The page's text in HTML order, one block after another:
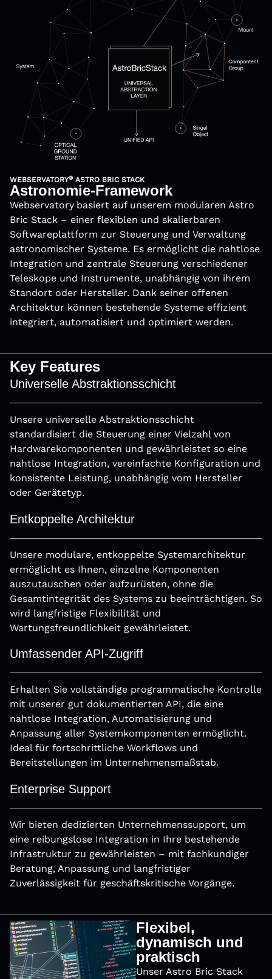
WEBSERVATORY® ASTRO BRIC STACK
Astronomie-Framework
Webservatory basiert auf unserem modularen Astro
Bric Stack – einer ﬂexiblen und skalierbaren
Softwareplattform zur Steuerung und Verwaltung
astronomischer Systeme. Es ermöglicht die nahtlose
Integration und zentrale Steuerung verschiedener
Teleskope und Instrumente, unabhängig von ihrem
Standort oder Hersteller. Dank seiner offenen
Architektur können bestehende Systeme effizient
integriert, automatisiert und optimiert werden.
Key Features
Universelle Abstraktionsschicht
Unsere universelle Abstraktionsschicht
standardisiert die Steuerung einer Vielzahl von
Hardwarekomponenten und gewährleistet so eine
nahtlose Integration, vereinfachte Konﬁguration und
konsistente Leistung, unabhängig vom Hersteller
oder Gerätetyp.
Entkoppelte Architektur
Unsere modulare, entkoppelte Systemarchitektur
ermöglicht es Ihnen, einzelne Komponenten
auszutauschen oder aufzurüsten, ohne die
Gesamtintegrität des Systems zu beeinträchtigen. So
wird langfristige Flexibilität und
Wartungsfreundlichkeit gewährleistet.
Umfassender API-Zugriff
Erhalten Sie vollständige programmatische Kontrolle
mit unserer gut dokumentierten API, die eine
nahtlose Integration, Automatisierung und
Anpassung aller Systemkomponenten ermöglicht.
Ideal für fortschrittliche Workﬂows und
Bereitstellungen im Unternehmensmaßstab.
Enterprise Support
Wir bieten dedizierten Unternehmenssupport, um
eine reibungslose Integration in Ihre bestehende
Infrastruktur zu gewährleisten – mit fachkundiger
Beratung, Anpassung und langfristiger
Zuverlässigkeit für geschäftskritische Vorgänge.
Flexibel,
dynamisch und
praktisch
Unser Astro Bric Stack